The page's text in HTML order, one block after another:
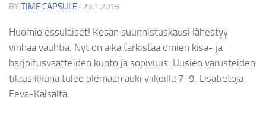
BYTIME CAPSULE · 29.1.2015
Huomio essulaiset! Kesän suunnistuskausi lähestyy
vinhaa vauhtia. Nyt on aika tarkistaa omien kisa- ja
harjoitusvaatteiden kunto ja sopivuus. Uusien varusteiden
tilausikkuna tulee olemaan auki viikoilla 7-9. Lisätietoja
Eeva-Kaisalta.